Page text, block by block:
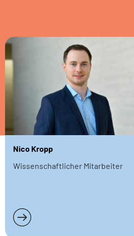
Nico Kropp
Wissenschaftlicher Mitarbeiter
Weiterlesen